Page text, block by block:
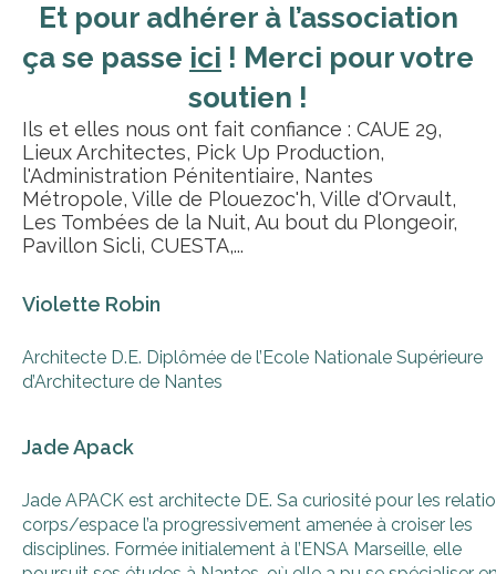
Et pour adhérer à l’association
ça se passe ici ! Merci pour votre
soutien !
Ils et elles nous ont fait confiance : CAUE 29,
Lieux Architectes, Pick Up Production,
l'Administration Pénitentiaire, Nantes
Métropole, Ville de Plouezoc'h, Ville d'Orvault,
Les Tombées de la Nuit, Au bout du Plongeoir,
Pavillon Sicli, CUESTA,...
Violette Robin
Architecte D.E. Diplômée de l’Ecole Nationale Supérieure
d’Architecture de Nantes
Jade Apack
Jade APACK est architecte DE. Sa curiosité pour les
corps/espace l’a progressivement amenée à croiser les
disciplines. Formée initialement à l’ENSA Marseille, elle